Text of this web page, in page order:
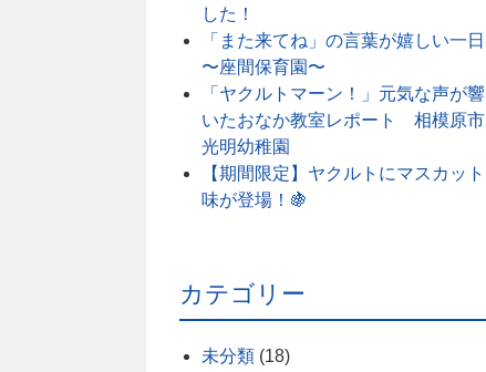
した！
「また来てね」の言葉が嬉しい一日
〜座間保育園〜
「ヤクルトマーン！」元気な声が響
いたおなか教室レポート 相模原市
光明幼稚園
【期間限定】ヤクルトにマスカット
味が登場！🍇
カテゴリー
未分類 (18)